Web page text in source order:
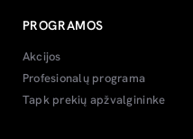
PROGRAMOS
Akcijos
Profesionalų programa
Tapk prekių apžvalgininke